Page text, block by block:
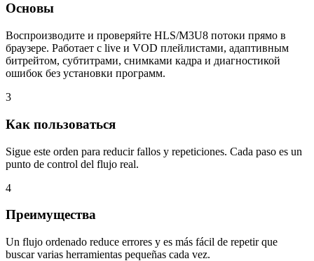
Основы
Воспроизводите и проверяйте HLS/M3U8 потоки прямо в
браузере. Работает с live и VOD плейлистами, адаптивным
битрейтом, субтитрами, снимками кадра и диагностикой
ошибок без установки программ.
3
Как пользоваться
Sigue este orden para reducir fallos y repeticiones. Cada paso es un
punto de control del flujo real.
4
Преимущества
Un flujo ordenado reduce errores y es más fácil de repetir que
buscar varias herramientas pequeñas cada vez.